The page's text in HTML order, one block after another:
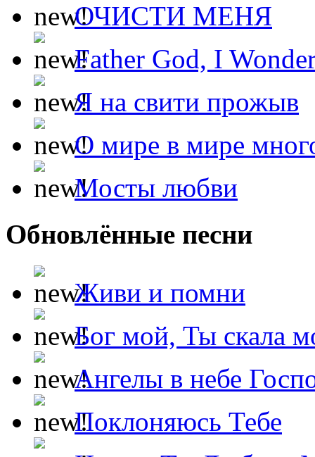
ОЧИСТИ МЕНЯ
Father God, I
Я на свити прожыв
О мире в мире
Мосты любви
Обновлённые песни
Живи и помни
Бог мой, Ты скала
Ангелы в небе
Поклоняюсь Тебе